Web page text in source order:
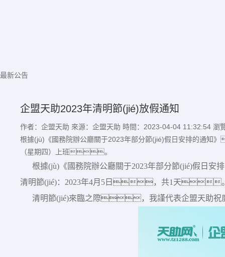
最新公告
企盟天助2023年清明節(jié)放假通知
作者：企盟天助 來源：企盟天助 時間：2023-04-04 11:32:54 瀏
根據(jù)《國務院辦公廳關于2023年部分節(jié)假日安排的
（星期四）上班。
根據(jù)《國務院辦公廳關于2023年部分節(jié)假日
清明節(jié)：2023年4月5日，共1天
清明節(jié)來臨之際，我謹代表企盟天助